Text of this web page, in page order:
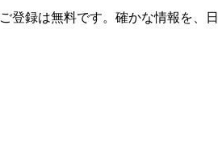
ご登録は無料です。確かな情報を、